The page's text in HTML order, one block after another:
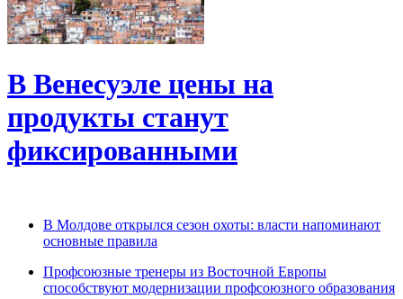
В Венесуэле цены на
продукты станут
фиксированными
В Молдове открылся сезон охоты: власти напоминают
основные правила
Профсоюзные тренеры из Восточной Европы
способствуют модернизации профсоюзного образования